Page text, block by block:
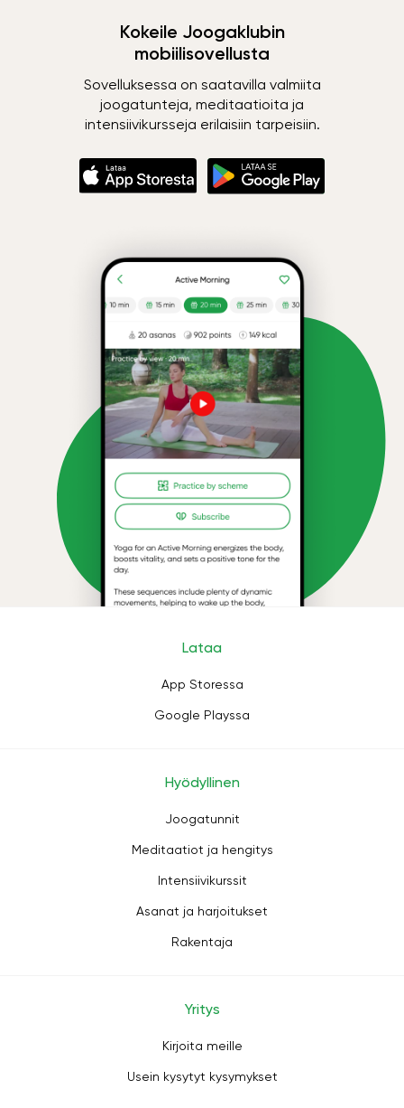
Kokeile Joogaklubin
mobiilisovellusta
Sovelluksessa on saatavilla valmiita
joogatunteja, meditaatioita ja
intensiivikursseja erilaisiin tarpeisiin.
Lataa
App Storessa
Google Playssa
Hyödyllinen
Joogatunnit
Meditaatiot ja hengitys
Intensiivikurssit
Asanat ja harjoitukset
Rakentaja
Yritys
Kirjoita meille
Usein kysytyt kysymykset